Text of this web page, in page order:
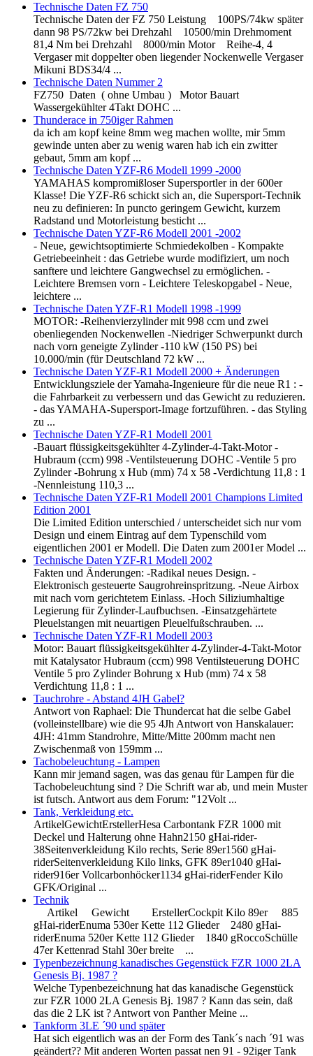
Technische Daten FZ 750
Technische Daten der FZ 750 Leistung 100PS/74kw später
dann 98 PS/72kw bei Drehzahl 10500/min Drehmoment
81,4 Nm bei Drehzahl 8000/min Motor Reihe-4, 4
Vergaser mit doppelter oben liegender Nockenwelle Vergaser
Mikuni BDS34/4 ...
Technische Daten Nummer 2
FZ750 Daten ( ohne Umbau ) Motor Bauart
Wassergekühlter 4Takt DOHC ...
Thunderace in 750iger Rahmen
da ich am kopf keine 8mm weg machen wollte, mir 5mm
gewinde unten aber zu wenig waren hab ich ein zwitter
gebaut, 5mm am kopf ...
Technische Daten YZF-R6 Modell 1999 -2000
YAMAHAS kompromißloser Supersportler in der 600er
Klasse! Die YZF-R6 schickt sich an, die Supersport-Technik
neu zu definieren: In puncto geringem Gewicht, kurzem
Radstand und Motorleistung besticht ...
Technische Daten YZF-R6 Modell 2001 -2002
- Neue, gewichtsoptimierte Schmiedekolben - Kompakte
Getriebeeinheit : das Getriebe wurde modifiziert, um noch
sanftere und leichtere Gangwechsel zu ermöglichen. -
Leichtere Bremsen vorn - Leichtere Teleskopgabel - Neue,
leichtere ...
Technische Daten YZF-R1 Modell 1998 -1999
MOTOR: -Reihenvierzylinder mit 998 ccm und zwei
obenliegenden Nockenwellen -Niedriger Schwerpunkt durch
nach vorn geneigte Zylinder -110 kW (150 PS) bei
10.000/min (für Deutschland 72 kW ...
Technische Daten YZF-R1 Modell 2000 + Änderungen
Entwicklungsziele der Yamaha-Ingenieure für die neue R1 : -
die Fahrbarkeit zu verbessern und das Gewicht zu reduzieren.
- das YAMAHA-Supersport-Image fortzuführen. - das Styling
zu ...
Technische Daten YZF-R1 Modell 2001
-Bauart flüssigkeitsgekühlter 4-Zylinder-4-Takt-Motor -
Hubraum (ccm) 998 -Ventilsteuerung DOHC -Ventile 5 pro
Zylinder -Bohrung x Hub (mm) 74 x 58 -Verdichtung 11,8 : 1
-Nennleistung 110,3 ...
Technische Daten YZF-R1 Modell 2001 Champions Limited
Edition 2001
Die Limited Edition unterschied / unterscheidet sich nur vom
Design und einem Eintrag auf dem Typenschild vom
eigentlichen 2001 er Modell. Die Daten zum 2001er Model ...
Technische Daten YZF-R1 Modell 2002
Fakten und Änderungen: -Radikal neues Design. -
Elektronisch gesteuerte Saugrohreinspritzung. -Neue Airbox
mit nach vorn gerichtetem Einlass. -Hoch Siliziumhaltige
Legierung für Zylinder-Laufbuchsen. -Einsatzgehärtete
Pleuelstangen mit neuartigen Pleuelfußschrauben. ...
Technische Daten YZF-R1 Modell 2003
Motor: Bauart flüssigkeitsgekühlter 4-Zylinder-4-Takt-Motor
mit Katalysator Hubraum (ccm) 998 Ventilsteuerung DOHC
Ventile 5 pro Zylinder Bohrung x Hub (mm) 74 x 58
Verdichtung 11,8 : 1 ...
Tauchrohre - Abstand 4JH Gabel?
Antwort von Raphael: Die Thundercat hat die selbe Gabel
(volleinstellbare) wie die 95 4Jh Antwort von Hanskalauer:
4JH: 41mm Standrohre, Mitte/Mitte 200mm macht nen
Zwischenmaß von 159mm ...
Tachobeleuchtung - Lampen
Kann mir jemand sagen, was das genau für Lampen für die
Tachobeleuchtung sind ? Die Schrift war ab, und mein Muster
ist futsch. Antwort aus dem Forum: "12Volt ...
Tank, Verkleidung etc.
ArtikelGewichtErstellerHesa Carbontank FZR 1000 mit
Deckel und Halterung ohne Hahn2150 gHai-rider-
38Seitenverkleidung Kilo rechts, Serie 89er1560 gHai-
riderSeitenverkleidung Kilo links, GFK 89er1040 gHai-
rider916er Vollcarbonhöcker1134 gHai-riderFender Kilo
GFK/Original ...
Technik
Artikel Gewicht ErstellerCockpit Kilo 89er 885
gHai-riderEnuma 530er Kette 112 Glieder 2480 gHai-
riderEnuma 520er Kette 112 Glieder 1840 gRoccoSchülle
47er Kettenrad Stahl 30er breite ...
Typenbezeichnung kanadisches Gegenstück FZR 1000 2LA
Genesis Bj. 1987 ?
Welche Typenbezeichnung hat das kanadische Gegenstück
zur FZR 1000 2LA Genesis Bj. 1987 ? Kann das sein, daß
das die 2 LK ist ? Antwort von Panther Meine ...
Tankform 3LE ´90 und später
Hat sich eigentlich was an der Form des Tank´s nach ´91 was
geändert?? Mit anderen Worten passat nen 91 - 92iger Tank